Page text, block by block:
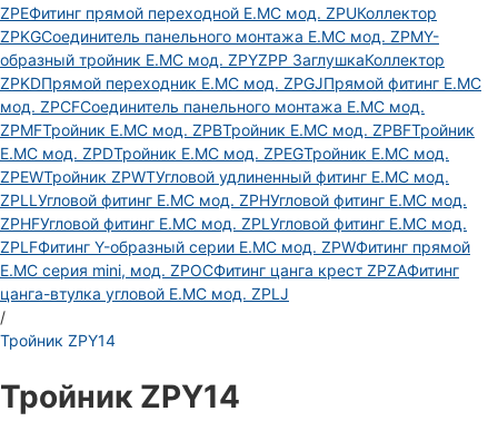
ZPEФитинг прямой переходной E.MC мод. ZPUКоллектор
ZPKGСоединитель панельного монтажа E.MC мод. ZPMY-
образный тройник E.MC мод. ZPYZPP ЗаглушкаКоллектор
ZPKDПрямой переходник E.MC мод. ZPGJПрямой фитинг E.MC
мод. ZPCFСоединитель панельного монтажа E.MC мод.
ZPMFТройник E.MC мод. ZPBТройник E.MC мод. ZPBFТройник
E.MC мод. ZPDТройник E.MC мод. ZPEGТройник E.MC мод.
ZPEWТройник ZPWTУгловой удлиненный фитинг E.MC мод.
ZPLL Угловой фитинг E.MC мод. ZPHУгловой фитинг E.MC мод.
ZPHFУгловой фитинг E.MC мод. ZPL Угловой фитинг E.MC мод.
ZPLFФитинг Y-образный серии E.MC мод. ZPWФитинг прямой
E.MC серия mini, мод. ZPOCФитинг цанга крест ZPZAФитинг
цанга-втулка угловой Е.МС мод. ZPLJ
/
Тройник ZPY14
Тройник ZPY14